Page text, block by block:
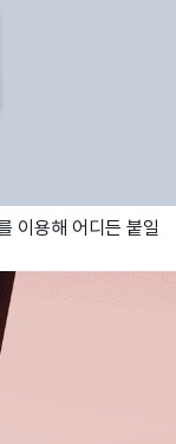
이용해 어디든 붙일